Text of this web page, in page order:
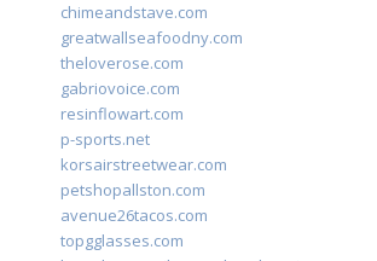
chimeandstave.com
greatwallseafoodny.com
theloverose.com
gabriovoice.com
resinflowart.com
p-sports.net
korsairstreetwear.com
petshopallston.com
avenue26tacos.com
topgglasses.com